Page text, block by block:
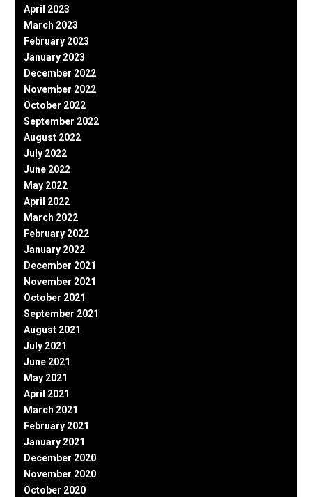
April 2023
March 2023
February 2023
January 2023
December 2022
November 2022
October 2022
September 2022
August 2022
July 2022
June 2022
May 2022
April 2022
March 2022
February 2022
January 2022
December 2021
November 2021
October 2021
September 2021
August 2021
July 2021
June 2021
May 2021
April 2021
March 2021
February 2021
January 2021
December 2020
November 2020
October 2020